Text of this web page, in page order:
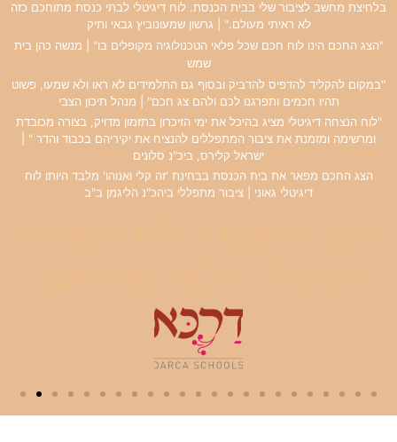
בלחיצת מחשב לציבור שלי בבית הכנסת. לוח דיגיטלי לבתי כנסת מתוחכם כזה
לא ראיתי מעולם." | גרשון שמעונוביץ גבאי ותיק
"הצג החכם הינו לוח חכם שכל פלאי הטכנולוגיה מקופלים בו" | מנשה כהן בית
שמש
"במקום להקליד להדפיס להדביק ובסוף גם התלמידים לא ראו ולא שמעו, פשוט
תהיו חכמים ותפרגנו לכם ולהם צג חכם" | מנהל תיכון הצבי
"לוח הנצחה דיגיטלי מציג בהיכל את ימי הזיכרון בתזמון מדויק, בצורה מכובדת
ומרשימה ומזמנת את ציבור המתפללים להנציח את יקיריהם בכבוד והדר " |
ישראל קלירס, ביכ"נ סלונים
הצג החכם מפאר את בית הכנסת בבחינת 'זה קלי ואנוהו' מלבד היותו לוח
דיגיטלי גאוני | ציבור מתפללי ביהכ"נ הליגמן ב"ב